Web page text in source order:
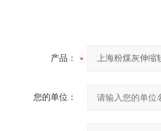
产品：
您的单位：